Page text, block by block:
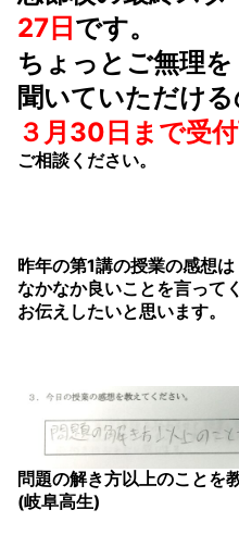
27日 です。
ちょっとご無理を
聞いていただけ
３月30日まで受
ご相談ください。
昨年の第1講の授業の感想は
なかなか良いことを言って
お伝えしたいと思います。
問題の解き方以上のことを
(岐阜高生)